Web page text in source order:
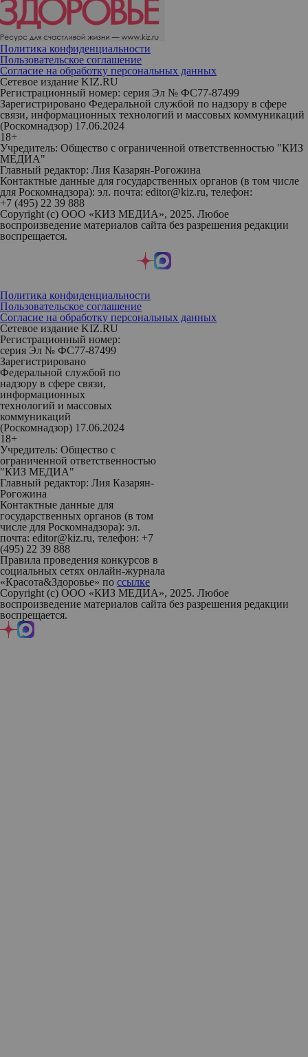
Политика конфиденциальности
Пользовательское соглашение
Согласие на обработку персональных данных
Сетевое издание KIZ.RU
Регистрационный номер: серия Эл № ФС77-87499
Зарегистрировано Федеральной службой по надзору в сфере
связи, информационных технологий и массовых коммуникаций
(Роскомнадзор) 17.06.2024
18+
Учредитель: Общество с ограниченной ответственностью "КИЗ
МЕДИА"
Главный редактор: Лия Казарян-Рогожина
Контактные данные для государственных органов (в том числе
для Роскомнадзора): эл. почта: editor@kiz.ru, телефон:
+7 (495) 22 39 888
Copyright (с) ООО «КИЗ МЕДИА», 2025. Любое
воспроизведение материалов сайта без разрешения редакции
воспрещается.
Политика конфиденциальности
Пользовательское соглашение
Согласие на обработку персональных данных
Сетевое издание KIZ.RU
Регистрационный номер:
серия Эл № ФС77-87499
Зарегистрировано
Федеральной службой по
надзору в сфере связи,
информационных
технологий и массовых
коммуникаций
(Роскомнадзор) 17.06.2024
18+
Учредитель: Общество с
ограниченной ответственностью
"КИЗ МЕДИА"
Главный редактор: Лия Казарян-
Рогожина
Контактные данные для
государственных органов (в том
числе для Роскомнадзора): эл.
почта: editor@kiz.ru, телефон: +7
(495) 22 39 888
Правила проведения конкурсов в
социальных сетях онлайн-журнала
«Красота&Здоровье» по ссылке
Copyright (с) ООО «КИЗ МЕДИА», 2025. Любое
воспроизведение материалов сайта без разрешения редакции
воспрещается.